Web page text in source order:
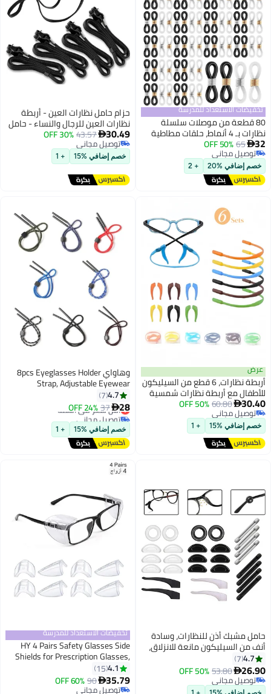
للمدرسة
من موصلات سلسلة
نظارات بـ 4 أنماط، حلقات مطاطية
مع أقراص سبائك الزنك،
للانزلاق لنظارات
النظارات
50% OFF
%20
+ 2
حزام حامل نظارات العين - أربطة
نظارات العين للرجال والنساء - حامل
نظارات حول الرقبة - حامل سلسلة
النظارات الشمسية
30.49
43.57
30% OFF
توصيل مجاني
توصيل مجاني
خصم إضافي %15 + 1
أربطة نظارات، 6 قطع من السيليكون
أربطة نظارات شمسية
ملونة و12 قطعة من خطافات الأذن
نظارات رياضية مع
مرن ناعم، مناسبة
60.80
50% OFF
%15
+ 1
وهاواي 8pcs Eyeglasses Holder
Strap, Adjustable Eyewear
Retainer, Non-slip Sports
Sunglasses String Retainer, Eye
Glasses Retainer Cord Chains
Lanyards for Men Women
4.7
24% OFF
أقل سعر في السنة
توصيل مجاني
أقل سعر في السنة
خصم إضافي %15 + 1
أذن للنظارات، وسادة
مانعة للانزلاق،
النظارة، موسع
الشمسية للبالغين53.80
50% OFF
تخفيضات الاستعداد للمدرسة
HY 4 Pairs Safety Glasses Side
Shields for Prescription Glasses,
Slip on Clear Eye Glasses, Fits
Small to Large Eyeglasses
90
60% OFF
توصيل مجاني